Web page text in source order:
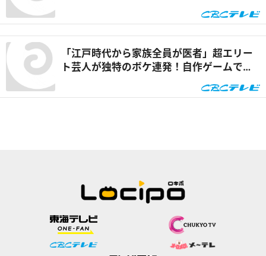
「江戸時代から家族全員が医者」超エリー
ト芸人が独特のボケ連発！自作ゲームで三